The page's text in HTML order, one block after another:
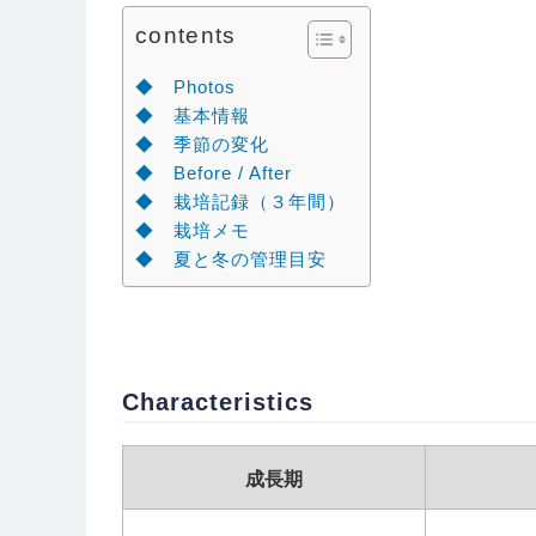
contents
◆ Photos
◆ 基本情報
◆ 季節の変化
◆ Before / After
◆ 栽培記録（３年間）
◆ 栽培メモ
◆ 夏と冬の管理目安
Characteristics
成長期